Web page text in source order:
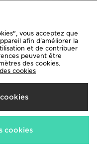
paiement suivantes
vous acceptez que
afin d'améliorer la
et de contribuer
peuvent être
des cookies.
cookies
cookies